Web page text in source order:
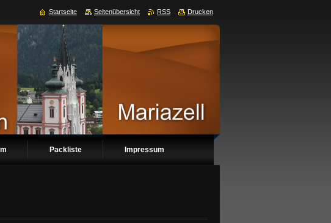
Packliste Impressum
Startseite Seitenübersicht RSS Drucken